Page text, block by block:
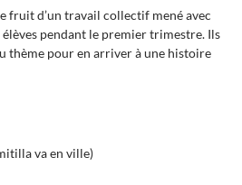
fruit d’un travail collectif mené avec
pendant le premier trimestre. Ils
thème pour en arriver à une histoire
va en ville)